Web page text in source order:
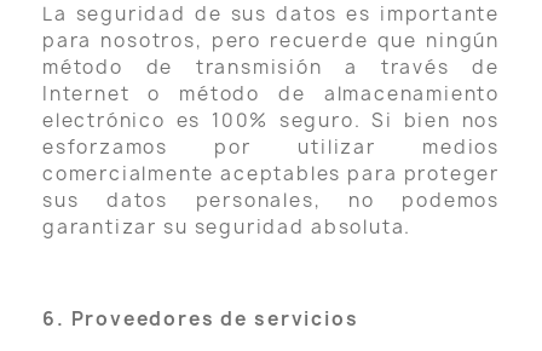
La seguridad de sus datos es importante
para nosotros, pero recuerde que ningún
método de transmisión a través de
Internet o método de almacenamiento
electrónico es 100% seguro. Si bien nos
esforzamos por utilizar medios
comercialmente aceptables para proteger
sus datos personales, no podemos
garantizar su seguridad absoluta.
6. Proveedores de servicios